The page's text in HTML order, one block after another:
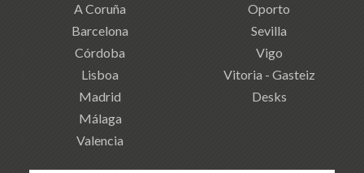
A Coruña
Barcelona
Córdoba
Lisboa
Madrid
Málaga
Valencia
Oporto
Sevilla
Vigo
Vitoria - Gasteiz
Desks